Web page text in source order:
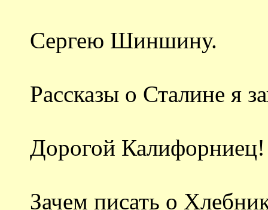
Сергею Шиншину.
Рассказы о Сталине я
Дорогой Калифорниец!
Зачем писать о